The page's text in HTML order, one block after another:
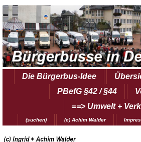
Die Bürgerbus-Idee
PBefG §42 / §44
==> Umwelt +
(suchen) (c) Achim Walder